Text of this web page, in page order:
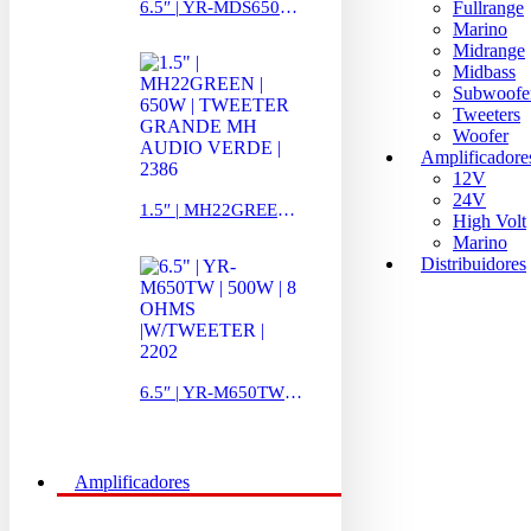
6.5″ | YR-MDS650R |850W | 8OHMS | LA SUSPENSION ABIERTA | 5533
1.5″ | MH22GREEN | 650W | TWEETER GRANDE MH AUDIO VERDE | 2386
6.5″ | YR-M650TW | 500W | 8 OHMS |W/TWEETER | 2202
Amplificadores
Fullrange
Marino
Midrange
Midbass
Tweeters
Woofer
12V
24V
High Volt
Marino
Distribuidores